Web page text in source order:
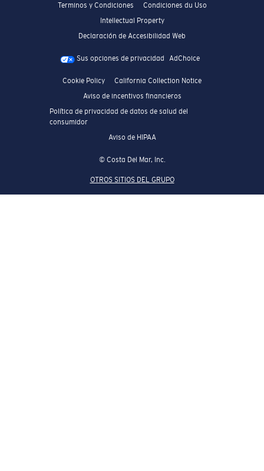
Terminos y Condiciones
Condiciones du Uso
Intellectual Property
Declaración de Accesibilidad Web
Sus opciones de privacidad AdChoice
Cookie Policy
California Collection Notice
Aviso de incentivos financieros
Política de privacidad de datos de salud del
consumidor
Aviso de HIPAA
© Costa Del Mar, Inc.
OTROS SITIOS DEL GRUPO